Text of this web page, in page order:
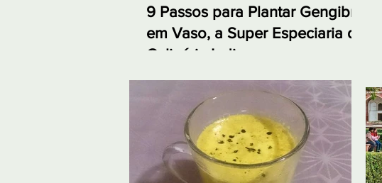
9 Passos para Plantar Gengibre
em Vaso, a Super Especiaria da
Culinária Indiana